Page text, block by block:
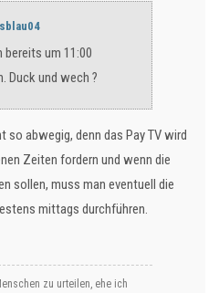
bereits um 11:00
Duck und wech ?
so abwegig, denn das Pay TV wird
Zeiten fordern und wenn die
sollen, muss man eventuell die
mittags durchführen.
zu urteilen, ehe ich